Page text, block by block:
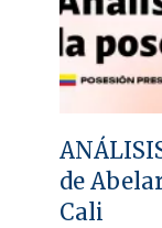
de
Cali